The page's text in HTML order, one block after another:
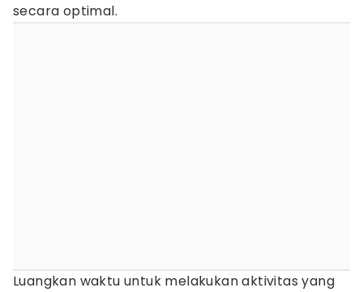
secara optimal.
Luangkan waktu untuk melakukan aktivitas yang